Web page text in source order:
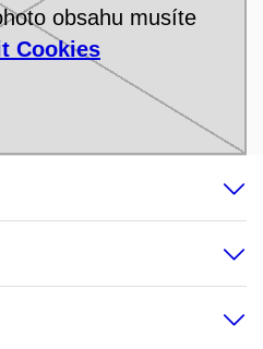
obsahu musíte
Cookies